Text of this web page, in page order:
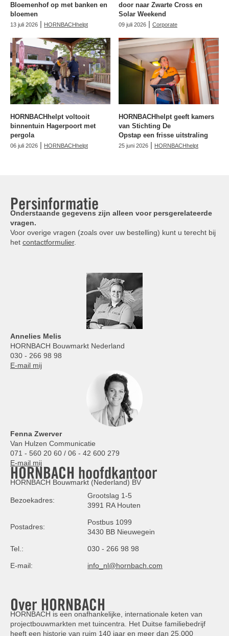
Bloemenhof op met banken en
bloemen
13 juli 2026 | HORNBACHhelpt
door naar Zwarte Cross en
Solar Weekend
09 juli 2026 | Corporate
HORNBACHhelpt voltooit
binnentuin Hagerpoort met
pergola
06 juli 2026 | HORNBACHhelpt
HORNBACHhelpt geeft kamers
van Stichting De
Opstap een frisse uitstraling
25 juni 2026 | HORNBACHhelpt
Persinformatie
Onderstaande gegevens zijn alleen voor persgerelateerde
vragen.
Voor overige vragen (zoals over uw bestelling) kunt u terecht bij
het contactformulier.
Annelies Melis
HORNBACH Bouwmarkt Nederland
030 - 266 98 98
E-mail mij
Fenna Zwerver
Van Hulzen Communicatie
071 - 560 20 60 / 06 - 42 600 279
E-mail mij
HORNBACH hoofdkantoor
HORNBACH Bouwmarkt (Nederland) BV
Bezoekadres:
Grootslag 1-5
3991 RA Houten
Postadres:
Postbus 1099
3430 BB Nieuwegein
Tel.: 030 - 266 98 98
E-mail: info_nl@hornbach.com
Over HORNBACH
HORNBACH is een onafhankelijke, internationale keten van
projectbouwmarkten met tuincentra. Het Duitse familiebedrijf
heeft een historie van ruim 140 jaar en meer dan 25.000